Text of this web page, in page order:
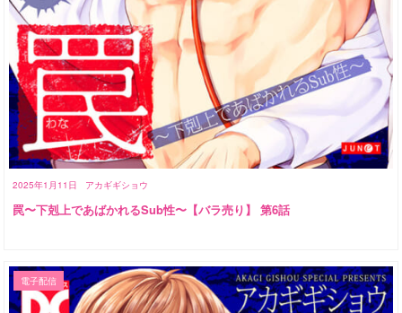
2025年1月11日 アカギギショウ
罠〜下剋上であばかれるSub性〜【バラ売り】 第6話
電子配信